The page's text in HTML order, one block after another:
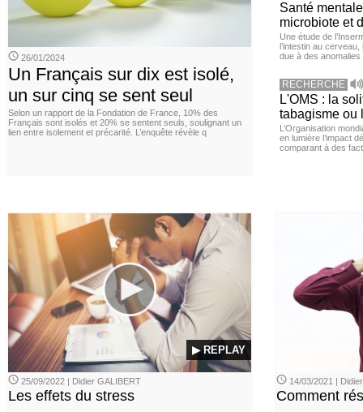
26/01/2024
Un Français sur dix est isolé,
un sur cinq se sent seul
Selon un rapport de la Fondation de France, 10% des
Français sont isolés et 20% se sentent seuls, soulignant un
lien entre isolement et précarité. L’enquête révèle q
Santé
microbiote et
Une étude de
l’intestin au
due à des
RECHERCHE
L'OMS : la
tabagisme ou
L’Organisation
en lumière l’impact
comparant à des
▶ REPLAY
25/09/2022 | Didier GALIBERT
Les effets du stress
14/03/2021 |
Comment